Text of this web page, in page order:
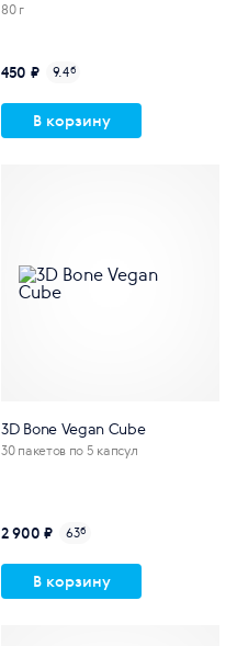
80 г
450 ₽ 9.4б
В корзину
3D Bone Vegan Cube
30 пакетов по 5 капсул
2 900 ₽ 63б
В корзину